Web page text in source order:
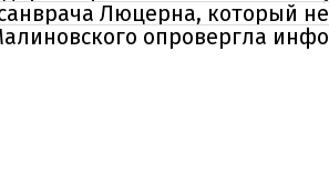
Люцерна, который
опровергла